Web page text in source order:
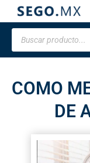
COMO
DE